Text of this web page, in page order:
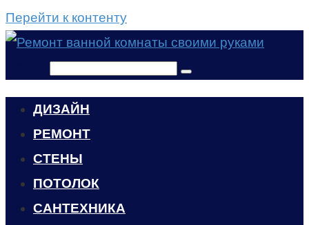
Перейти к контенту
ДИЗАЙН
РЕМОНТ
СТЕНЫ
ПОТОЛОК
САНТЕХНИКА